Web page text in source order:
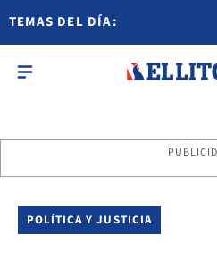
TEMAS DEL DÍA:
POLÍTICA Y JUSTICIA